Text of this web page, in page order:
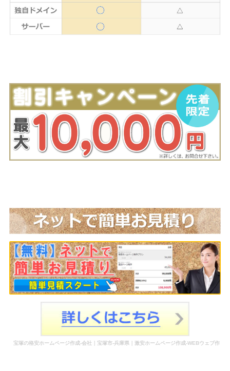
宝塚の格安ホームページ作成-会社｜宝塚市-兵庫県｜激安ホームページ作成-WEBウェブ作